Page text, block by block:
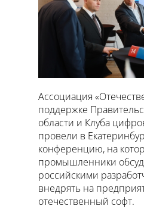
Ассоциация
поддержке
области и Клуба
провели в
конференцию, на
промышленники
российскими
внедрять на
отечественный софт.